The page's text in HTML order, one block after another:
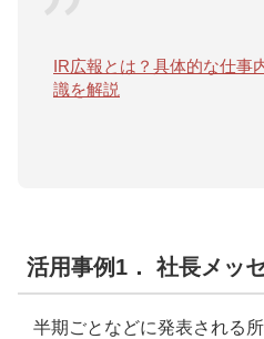
IR広報とは？具体的な仕事
識を解説
活用事例1． 社長メッ
半期ごとなどに発表される